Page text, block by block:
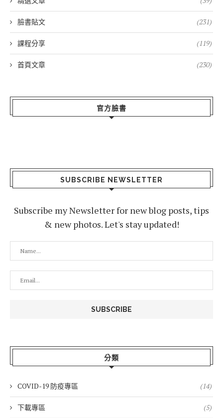
臉書貼文 (231)
課程分享 (119)
首頁文章 (230)
官方臉書
SUBSCRIBE NEWSLETTER
Subscribe my Newsletter for new blog posts, tips
& new photos. Let's stay updated!
分類
COVID-19 防疫專區 (14)
下載專區 (5)